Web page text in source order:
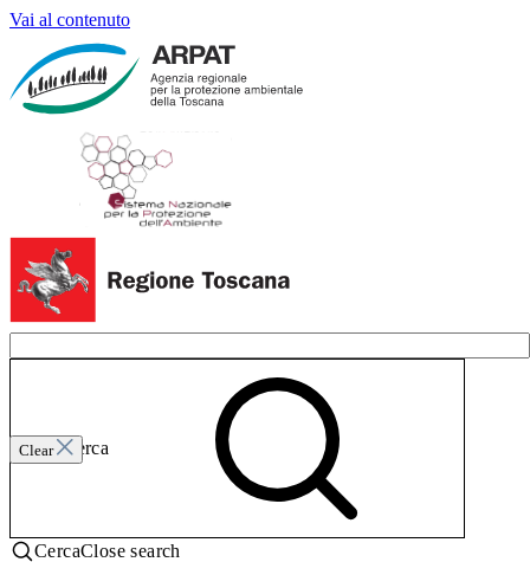
Vai al contenuto
Clear
Invia ricerca
CercaClose search